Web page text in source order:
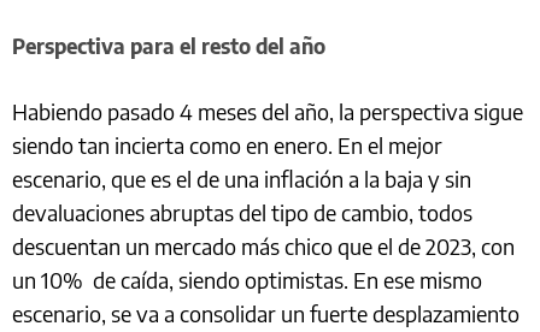
Perspectiva para el resto del año
Habiendo pasado 4 meses del año, la perspectiva sigue
siendo tan incierta como en enero. En el mejor
escenario, que es el de una inflación a la baja y sin
devaluaciones abruptas del tipo de cambio, todos
descuentan un mercado más chico que el de 2023, con
un 10% de caída, siendo optimistas. En ese mismo
escenario, se va a consolidar un fuerte desplazamiento